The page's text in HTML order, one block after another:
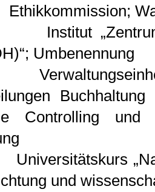
„Zentrum
Umbenennung
Controlling und
und